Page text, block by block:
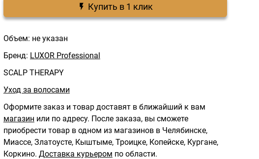
Купить в 1 клик
Объем: не указан
Бренд: LUXOR Professional
SCALP THERAPY
Уход за волосами
Оформите заказ и товар доставят в ближайший к вам
магазин или по адресу. После заказа, вы сможете
приобрести товар в одном из магазинов в Челябинске,
Миассе, Златоусте, Кыштыме, Троицке, Копейске, Кургане,
Коркино. Доставка курьером по области.